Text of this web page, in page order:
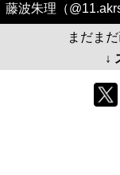
藤波朱理（
まだま
↓